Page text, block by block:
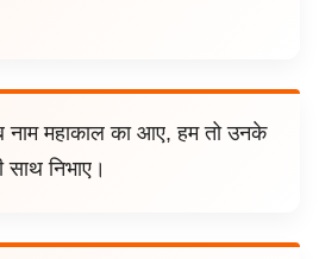
नाम महाकाल का आए, हम तो उनके
साथ निभाए।